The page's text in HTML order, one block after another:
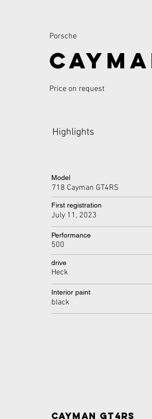
Porsche
Price on request
Highlights
Model
718 Cayman GT4RS
First registration
July 11, 2023
Performance
500
drive
Heck
Interior paint
black
Cayman GT4RS